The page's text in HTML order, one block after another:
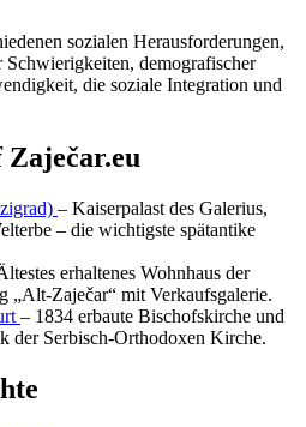
sozialen Herausforderungen,
demografischer
die soziale Integration und
Zaječar.eu
– Kaiserpalast des Galerius,
– die wichtigste spätantike
erhaltenes Wohnhaus der
„Alt-Zaječar“ mit Verkaufsgalerie.
– 1834 erbaute Bischofskirche und
der Serbisch-Orthodoxen Kirche.